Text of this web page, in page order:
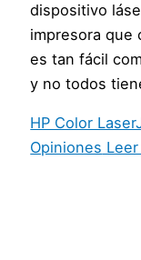
dispositivo
impresora que
es tan fácil
y no todos
HP Color
Opiniones